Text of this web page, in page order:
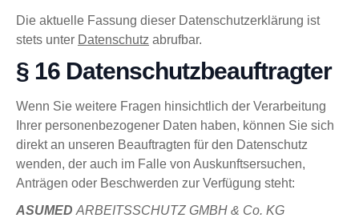
Die aktuelle Fassung dieser Datenschutzerklärung ist
stets unter Datenschutz abrufbar.
§ 16 Datenschutzbeauftragter
Wenn Sie weitere Fragen hinsichtlich der Verarbeitung
Ihrer personenbezogener Daten haben, können Sie sich
direkt an unseren Beauftragten für den Datenschutz
wenden, der auch im Falle von Auskunftsersuchen,
Anträgen oder Beschwerden zur Verfügung steht:
ASUMED ARBEITSSCHUTZ GMBH & Co. KG